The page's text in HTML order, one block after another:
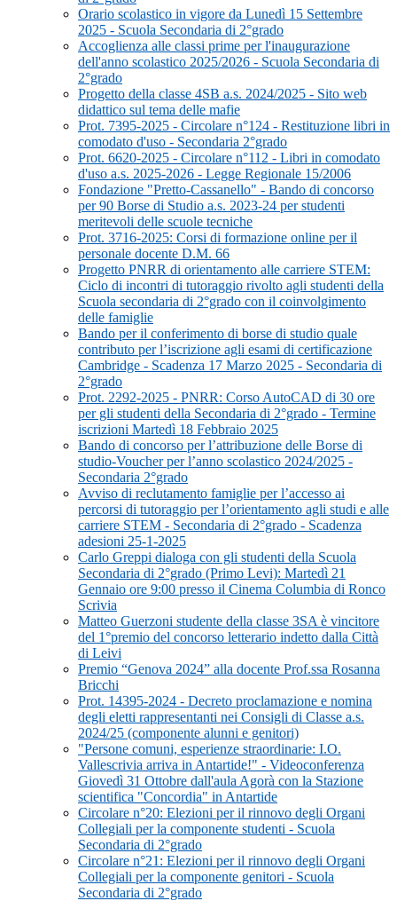
Orario scolastico in vigore da Lunedì 15 Settembre
2025 - Scuola Secondaria di 2°grado
Accoglienza alle classi prime per l'inaugurazione
dell'anno scolastico 2025/2026 - Scuola Secondaria di
2°grado
Progetto della classe 4SB a.s. 2024/2025 - Sito web
didattico sul tema delle mafie
Prot. 7395-2025 - Circolare n°124 - Restituzione libri in
comodato d'uso - Secondaria 2°grado
Prot. 6620-2025 - Circolare n°112 - Libri in comodato
d'uso a.s. 2025-2026 - Legge Regionale 15/2006
Fondazione "Pretto-Cassanello" - Bando di concorso
per 90 Borse di Studio a.s. 2023-24 per studenti
meritevoli delle scuole tecniche
Prot. 3716-2025: Corsi di formazione online per il
personale docente D.M. 66
Progetto PNRR di orientamento alle carriere STEM:
Ciclo di incontri di tutoraggio rivolto agli studenti della
Scuola secondaria di 2°grado con il coinvolgimento
delle famiglie
Bando per il conferimento di borse di studio quale
contributo per l’iscrizione agli esami di certificazione
Cambridge - Scadenza 17 Marzo 2025 - Secondaria di
2°grado
Prot. 2292-2025 - PNRR: Corso AutoCAD di 30 ore
per gli studenti della Secondaria di 2°grado - Termine
iscrizioni Martedì 18 Febbraio 2025
Bando di concorso per l’attribuzione delle Borse di
studio-Voucher per l’anno scolastico 2024/2025 -
Secondaria 2°grado
Avviso di reclutamento famiglie per l’accesso ai
percorsi di tutoraggio per l’orientamento agli studi e alle
carriere STEM - Secondaria di 2°grado - Scadenza
adesioni 25-1-2025
Carlo Greppi dialoga con gli studenti della Scuola
Secondaria di 2°grado (Primo Levi): Martedì 21
Gennaio ore 9:00 presso il Cinema Columbia di Ronco
Scrivia
Matteo Guerzoni studente della classe 3SA è vincitore
del 1°premio del concorso letterario indetto dalla Città
di Leivi
Premio “Genova 2024” alla docente Prof.ssa Rosanna
Bricchi
Prot. 14395-2024 - Decreto proclamazione e nomina
degli eletti rappresentanti nei Consigli di Classe a.s.
2024/25 (componente alunni e genitori)
"Persone comuni, esperienze straordinarie: I.O.
Vallescrivia arriva in Antartide!" - Videoconferenza
Giovedì 31 Ottobre dall'aula Agorà con la Stazione
scientifica "Concordia" in Antartide
Circolare n°20: Elezioni per il rinnovo degli Organi
Collegiali per la componente studenti - Scuola
Secondaria di 2°grado
Circolare n°21: Elezioni per il rinnovo degli Organi
Collegiali per la componente genitori - Scuola
Secondaria di 2°grado